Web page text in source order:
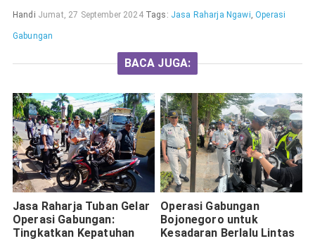
Handi Jumat, 27 September 2024 Tags: Jasa Raharja Ngawi,Operasi
Gabungan
BACA JUGA:
Jasa Raharja Tuban Gelar
Operasi Gabungan:
Tingkatkan Kepatuhan
Operasi Gabungan
Bojonegoro untuk
Kesadaran Berlalu Lintas